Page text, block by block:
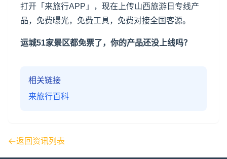
打开「来旅行APP」，现在上传山西旅游日专线产
品，免费曝光，免费工具，免费对接全国客源。
运城51家景区都免票了，你的产品还没上线吗？
相关链接
来旅行百科
返回资讯列表